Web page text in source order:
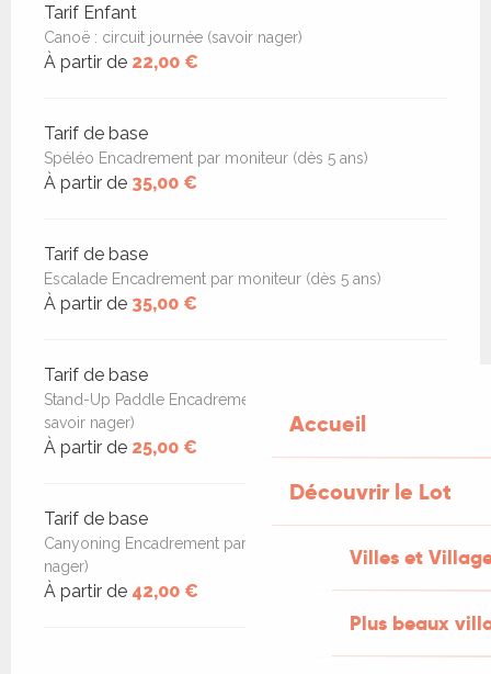
Accueil
Découvrir le Lot
Villes et
Plus beaux
Tarif Enfant
Canoë : circuit journée (savoir nager)
À partir de 22,00 €
Tarif de base
Spéléo Encadrement par moniteur (dès 5 ans)
À partir de 35,00 €
Tarif de base
Escalade Encadrement par moniteur (dès 5 ans)
À partir de 35,00 €
Tarif de base
Stand-Up Paddle Encadrement par moniteur (dès 7 ans,
savoir nager)
À partir de 25,00 €
Tarif de base
Canyoning Encadrement par moniteur (dès 12 ans, savoir
nager)
À partir de 42,00 €